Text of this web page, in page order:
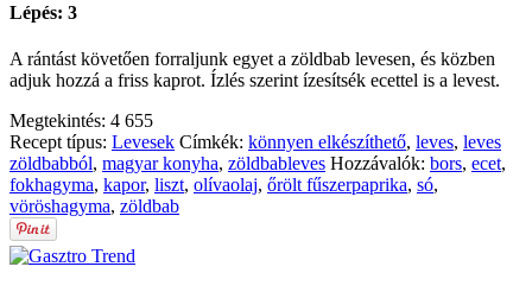
Lépés: 3
A rántást követően forraljunk egyet a zöldbab levesen, és közben
adjuk hozzá a friss kaprot. Ízlés szerint ízesítsék ecettel is a levest.
Megtekintés: 4 655
Recept típus: Levesek Címkék: könnyen elkészíthető, leves, leves
zöldbabból, magyar konyha, zöldbableves Hozzávalók: bors, ecet,
fokhagyma, kapor, liszt, olívaolaj, őrölt fűszerpaprika, só,
vöröshagyma, zöldbab